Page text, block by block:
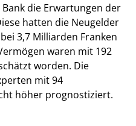
die Erwartungen der
hatten die Neugelder
3,7 Milliarden Franken
waren mit 192
worden. Die
mit 94
höher prognostiziert.